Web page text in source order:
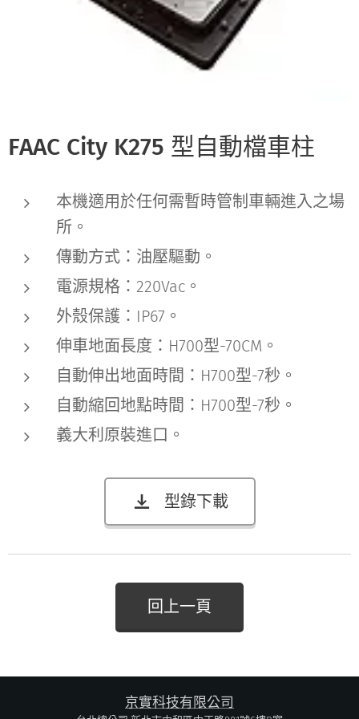
FAAC City K275 型自動檔車柱
本機適用於任何需暫時管制車輛進入之場
所。
傳動方式：油壓驅動。
電源規格：220Vac。
外殼保護：IP67。
伸車地面長度：H700型-70CM。
自動伸出地面時間：H700型-7秒。
自動縮回地點時間：H700型-7秒。
義大利原裝進口。
型錄下載
回上一頁
京實科技有限公司